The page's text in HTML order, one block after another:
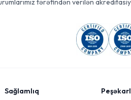
tərəfindən verilən
Sağlamlıq